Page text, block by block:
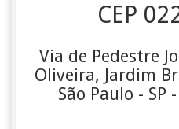
CEP
Via de Pedestre
Oliveira, Jardim
São Paulo - SP